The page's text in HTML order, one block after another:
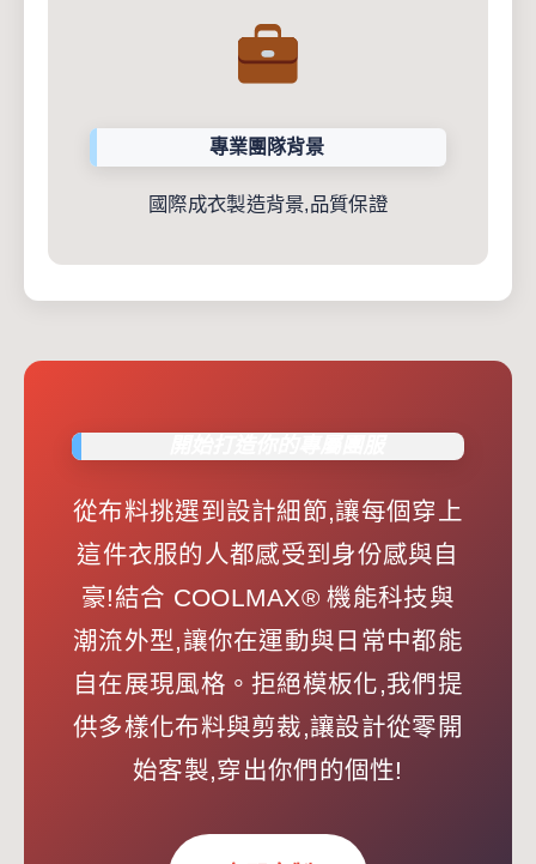
專業團隊背景
國際成衣製造背景,品質保證
從布料挑選到設計細節,讓每個穿上
這件衣服的人都感受到身份感與自
豪!結合 COOLMAX® 機能科技與
潮流外型,讓你在運動與日常中都能
自在展現風格。拒絕模板化,我們提
供多樣化布料與剪裁,讓設計從零開
始客製,穿出你們的個性!